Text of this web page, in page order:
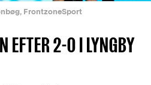
FrontzoneSport
EFTER 2-0 I LYNGBY